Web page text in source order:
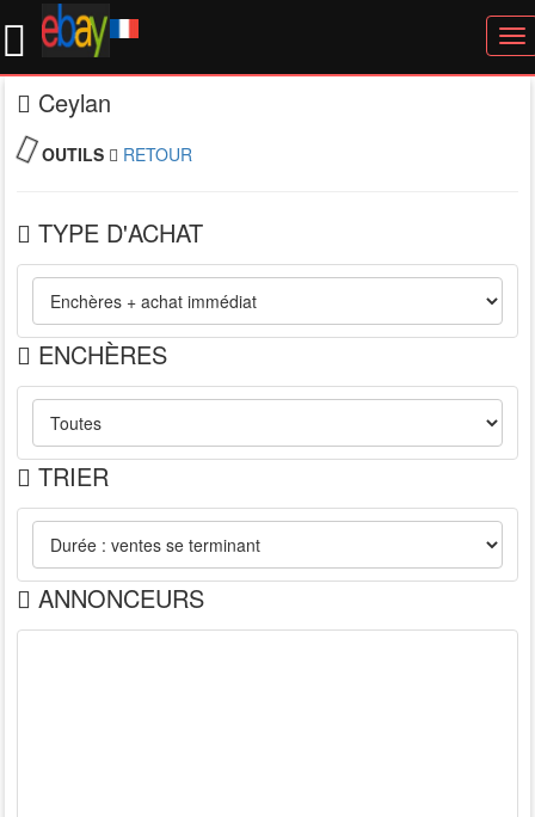
Ceylan
OUTILS RETOUR
TYPE D'ACHAT
ENCHÈRES
TRIER
ANNONCEURS